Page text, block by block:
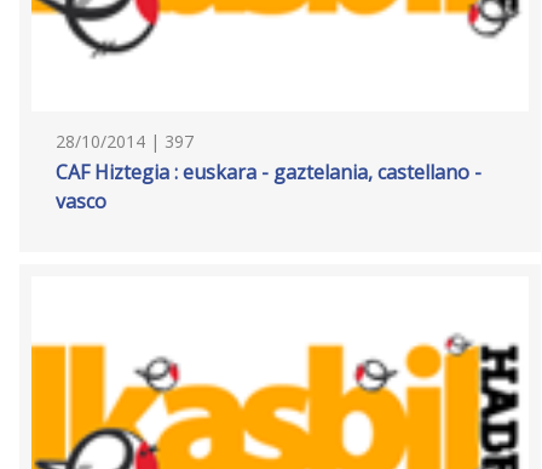
28/10/2014 | 397
CAF Hiztegia : euskara - gaztelania, castellano -
vasco